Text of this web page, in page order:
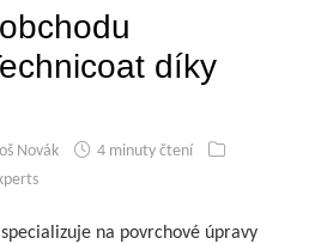
díky
Novák
4 minuty čtení
na povrchové úpravy